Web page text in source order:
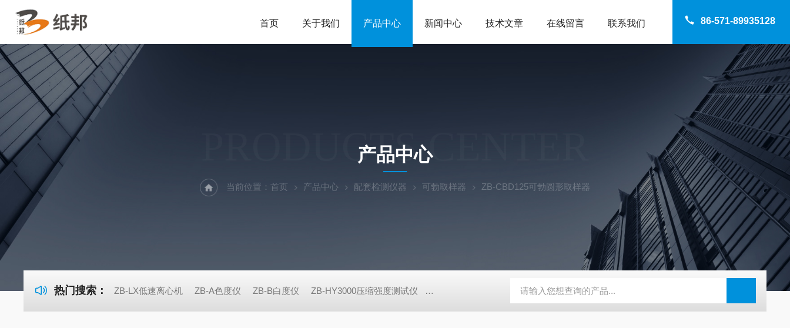
86-571-89935128
首页 关于我们 产品中心 新闻中心 技术文章 在线留言 联系我们
PRODUCTS CENTER
产品中心
当前位置： 首页 产品中心 配套检测仪器 可勃取样器 ZB-CBD125可勃圆形取样器
热门搜索： ZB-LX低速离心机 ZB-A色度仪 ZB-B白度仪 ZB-HY3000压缩强度测试仪 ZB-NPY1600/5600耐破度仪 ZB-BK10A全自动平滑度测定仪 ZB-YSJ5000瓦楞芯平压强